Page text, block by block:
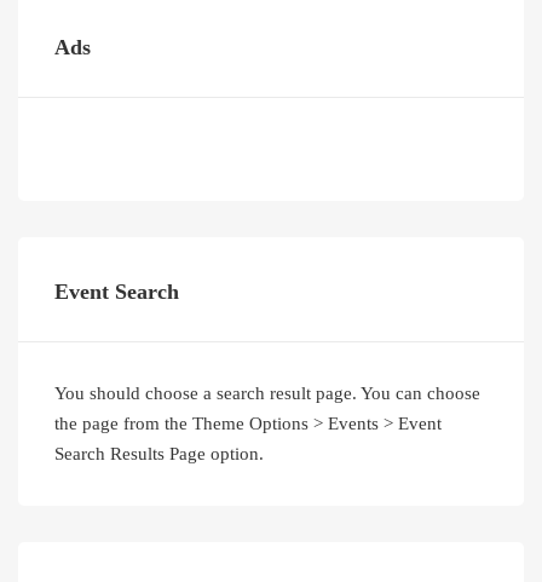
Ads
Event Search
You should choose a search result page. You can choose
the page from the Theme Options > Events > Event
Search Results Page option.